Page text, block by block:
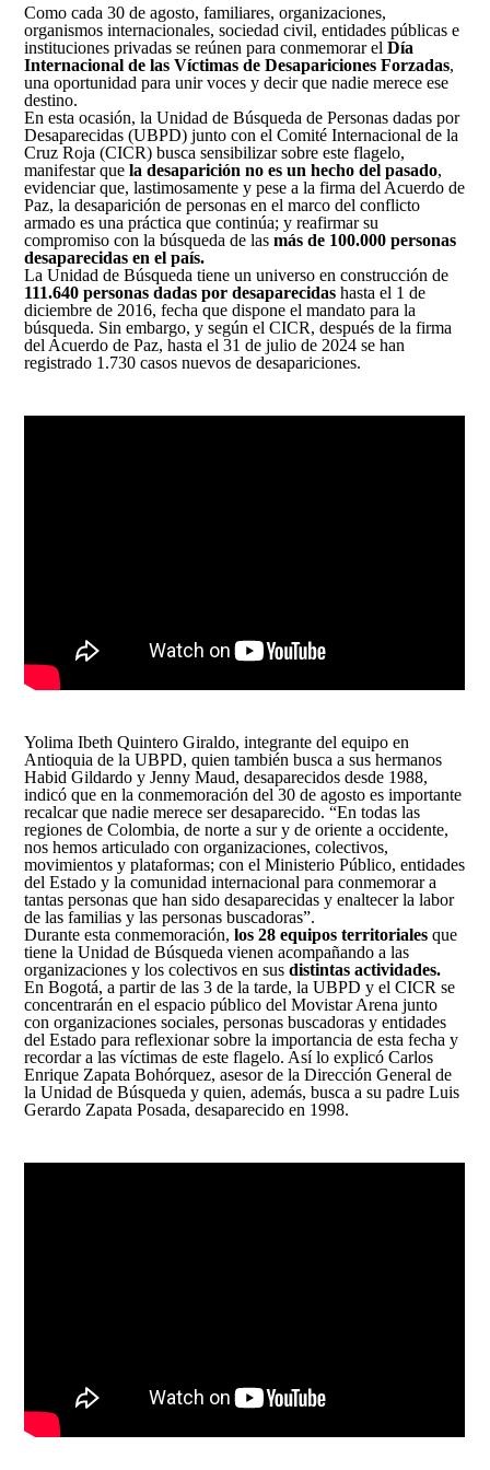
Así avanzamos
Mapa de personas buscadoras según solicitudes de
búsqueda
Generación de conocimiento para la búsqueda
Como cada 30 de agosto, familiares, organizaciones,
organismos internacionales, sociedad civil, entidades públicas e
instituciones privadas se reúnen para conmemorar elDía
Internacional de las Víctimas de Desapariciones Forzadas,
una oportunidad para unir voces y decir que nadie merece ese
destino.
En esta ocasión, la Unidad de Búsqueda de Personas dadas por
Desaparecidas (UBPD) junto con el Comité Internacional de la
Cruz Roja (CICR) busca sensibilizar sobre este flagelo,
manifestar quela desaparición no es un hecho del pasado,
evidenciar que, lastimosamente y pese a la firma del Acuerdo de
Paz, la desaparición de personas en el marco del conflicto
armado es una práctica que continúa; y reafirmar su
compromiso con la búsqueda de lasmás de 100.000 personas
desaparecidas en el país.
La Unidad de Búsqueda tiene un universo en construcción de
111.640 personas dadas por desaparecidas hasta el 1 de
diciembre de 2016, fecha que dispone el mandato para la
búsqueda. Sin embargo, y según el CICR, después de la firma
del Acuerdo de Paz, hasta el 31 de julio de 2024 se han
registrado 1.730 casos nuevos de desapariciones.
Yolima Ibeth Quintero Giraldo, integrante del equipo en
Antioquia de la UBPD, quien también busca a sus hermanos
Habid Gildardo y Jenny Maud, desaparecidos desde 1988,
indicó que en la conmemoración del 30 de agosto es importante
recalcar que nadie merece ser desaparecido. “En todas las
regiones de Colombia, de norte a sur y de oriente a occidente,
nos hemos articulado con organizaciones, colectivos,
movimientos y plataformas; con el Ministerio Público, entidades
del Estado y la comunidad internacional para conmemorar a
tantas personas que han sido desaparecidas y enaltecer la labor
de las familias y las personas buscadoras”.
Durante esta conmemoración,los 28 equipos territoriales que
tiene la Unidad de Búsqueda vienen acompañando a las
organizaciones y los colectivos en susdistintas actividades.
En Bogotá, a partir de las 3 de la tarde, la UBPD y el CICR se
concentrarán en el espacio público del Movistar Arena junto
con organizaciones sociales, personas buscadoras y entidades
del Estado para reflexionar sobre la importancia de esta fecha y
recordar a las víctimas de este flagelo. Así lo explicó Carlos
Enrique Zapata Bohórquez, asesor de la Dirección General de
la Unidad de Búsqueda y quien, además, busca a su padre Luis
Gerardo Zapata Posada, desaparecido en 1998.